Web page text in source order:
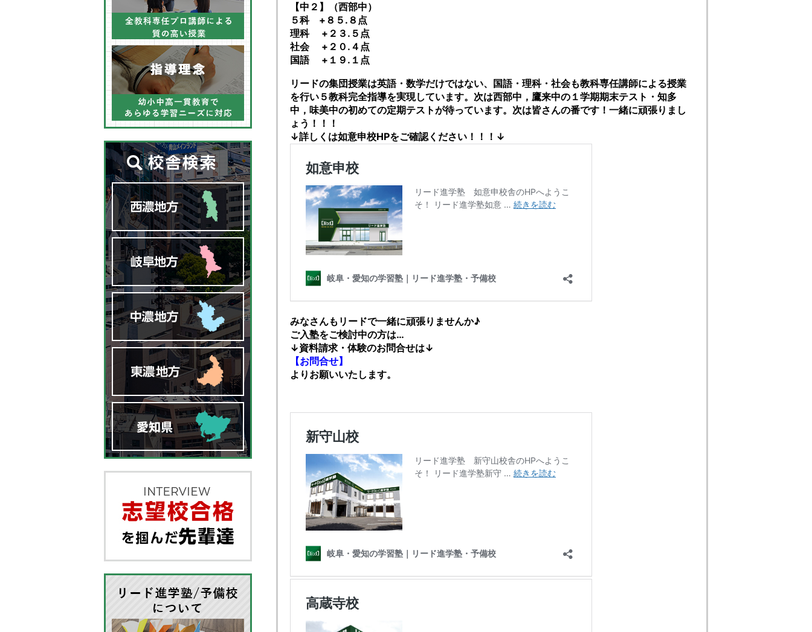
【中２】（西部中）
５科 +８５.８点
理科 +２３.５点
社会 +２０.４点
国語 +１９.１点
リードの集団授業は英語・数学だけではない、国語・理科・社会も教科専任講師による授業
を行い５教科完全指導を実現しています。 次は西部中，鷹来中の１学期期末テスト・知多
中，味美中の初めての定期テストが待っています。次は皆さんの番です！一緒に頑張りまし
ょう！！！
↓詳しくは如意申校HPをご確認ください！！！↓
みなさんもリードで一緒に頑張りませんか♪
ご入塾をご検討中の方は…
↓資料請求・体験のお問合せは↓
【お問合せ】
よりお願いいたします。